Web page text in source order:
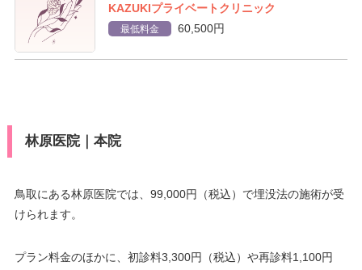
KAZUKIプライベートクリニック
最低料金 60,500円
林原医院｜本院
鳥取にある林原医院では、99,000円（税込）で埋没法の施術が受
けられます。
プラン料金のほかに、初診料3,300円（税込）や再診料1,100円